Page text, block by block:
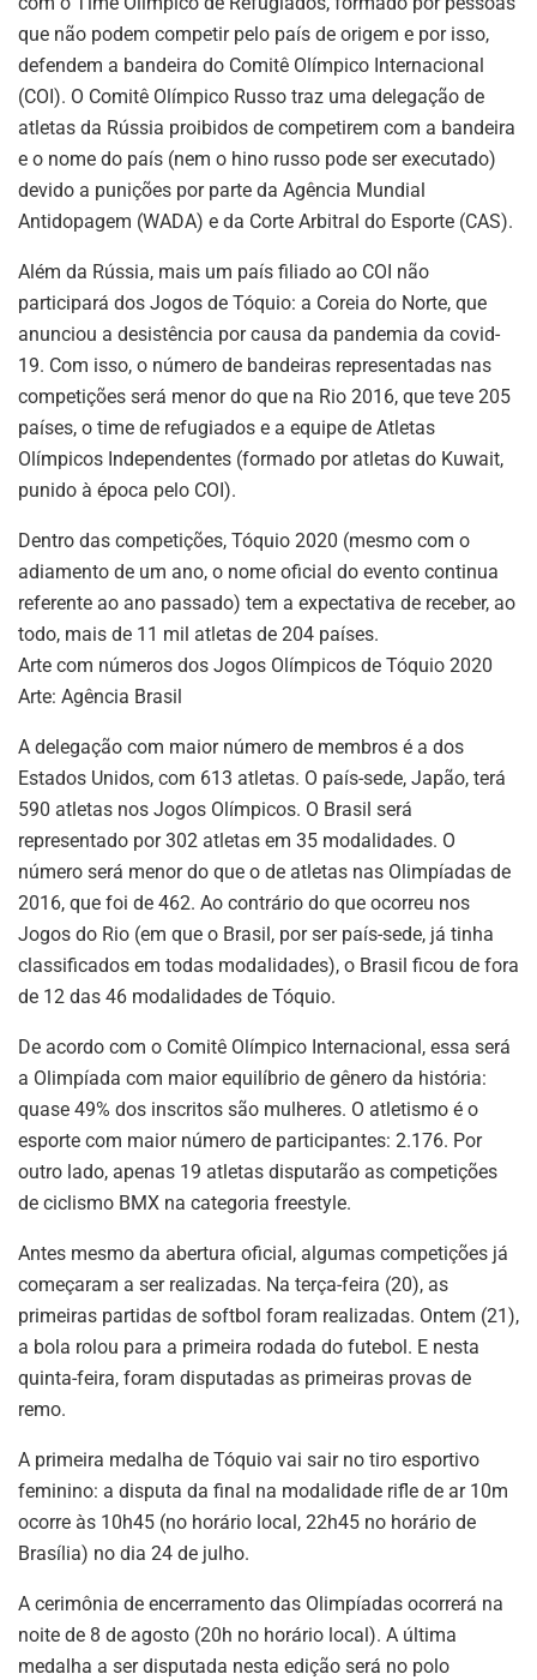
que não podem competir pelo país de origem e por isso,
defendem a bandeira do Comitê Olímpico Internacional
(COI). O Comitê Olímpico Russo traz uma delegação de
atletas da Rússia proibidos de competirem com a bandeira
e o nome do país (nem o hino russo pode ser executado)
devido a punições por parte da Agência Mundial
Antidopagem (WADA) e da Corte Arbitral do Esporte (CAS).
Além da Rússia, mais um país filiado ao COI não
participará dos Jogos de Tóquio: a Coreia do Norte, que
anunciou a desistência por causa da pandemia da covid-
19. Com isso, o número de bandeiras representadas nas
competições será menor do que na Rio 2016, que teve 205
países, o time de refugiados e a equipe de Atletas
Olímpicos Independentes (formado por atletas do Kuwait,
punido à época pelo COI).
Dentro das competições, Tóquio 2020 (mesmo com o
adiamento de um ano, o nome oficial do evento continua
referente ao ano passado) tem a expectativa de receber, ao
todo, mais de 11 mil atletas de 204 países.
Arte com números dos Jogos Olímpicos de Tóquio 2020
Arte: Agência Brasil
A delegação com maior número de membros é a dos
Estados Unidos, com 613 atletas. O país-sede, Japão, terá
590 atletas nos Jogos Olímpicos. O Brasil será
representado por 302 atletas em 35 modalidades. O
número será menor do que o de atletas nas Olimpíadas de
2016, que foi de 462. Ao contrário do que ocorreu nos
Jogos do Rio (em que o Brasil, por ser país-sede, já tinha
classificados em todas modalidades), o Brasil ficou de fora
de 12 das 46 modalidades de Tóquio.
De acordo com o Comitê Olímpico Internacional, essa será
a Olimpíada com maior equilíbrio de gênero da história:
quase 49% dos inscritos são mulheres. O atletismo é o
esporte com maior número de participantes: 2.176. Por
outro lado, apenas 19 atletas disputarão as competições
de ciclismo BMX na categoria freestyle.
Antes mesmo da abertura oficial, algumas competições já
começaram a ser realizadas. Na terça-feira (20), as
primeiras partidas de softbol foram realizadas. Ontem (21),
a bola rolou para a primeira rodada do futebol. E nesta
quinta-feira, foram disputadas as primeiras provas de
remo.
A primeira medalha de Tóquio vai sair no tiro esportivo
feminino: a disputa da final na modalidade rifle de ar 10m
ocorre às 10h45 (no horário local, 22h45 no horário de
Brasília) no dia 24 de julho.
A cerimônia de encerramento das Olimpíadas ocorrerá na
noite de 8 de agosto (20h no horário local). A última
medalha a ser disputada nesta edição será no polo